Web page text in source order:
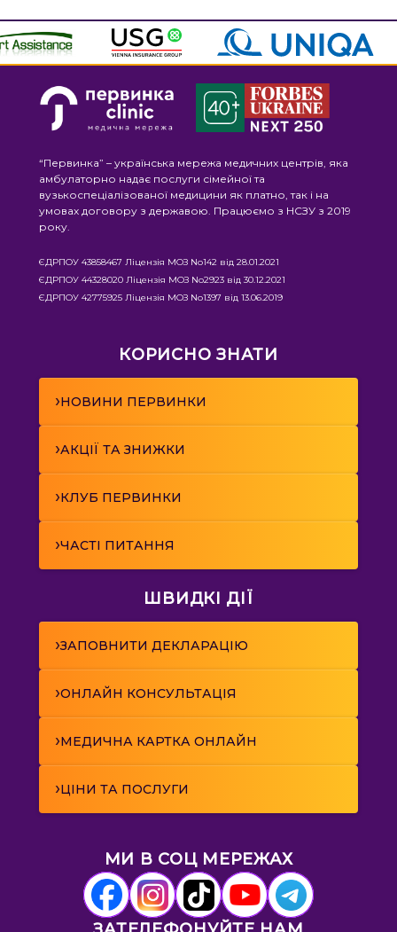
“Первинка” – українська мережа медичних центрів, яка
амбулаторно надає послуги сімейної та
вузькоспеціалізованої медицини як платно, так і на
умовах договору з державою. Працюємо з НСЗУ з 2019
року.
ЄДРПОУ 43858467 Ліцензія МОЗ No142 від 28.01.2021
ЄДРПОУ 44328020 Ліцензія МОЗ No2923 від 30.12.2021
ЄДРПОУ 42775925 Ліцензія МОЗ No1397 від 13.06.2019
КОРИСНО ЗНАТИ
›НОВИНИ ПЕРВИНКИ
›АКЦІЇ ТА ЗНИЖКИ
›КЛУБ ПЕРВИНКИ
›ЧАСТІ ПИТАННЯ
ШВИДКІ ДІЇ
›ЗАПОВНИТИ ДЕКЛАРАЦІЮ
›ОНЛАЙН КОНСУЛЬТАЦІЯ
›МЕДИЧНА КАРТКА ОНЛАЙН
›ЦІНИ ТА ПОСЛУГИ
МИ В СОЦ МЕРЕЖАХ